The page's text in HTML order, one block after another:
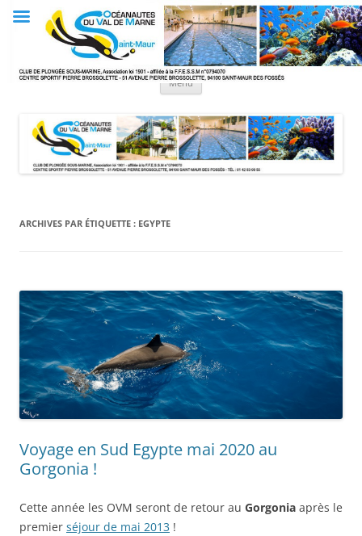
Club OVM
Les Océanautes du Val de Marne
Menu
ARCHIVES PAR ÉTIQUETTE : EGYPTE
Voyage en Sud Egypte mai 2020 au
Gorgonia !
Cette année les OVM seront de retour au Gorgonia après le
premier séjour de mai 2013 !